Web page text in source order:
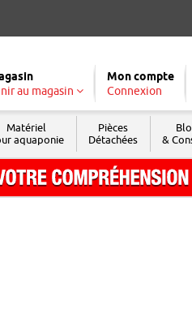
au magasin
Mon compte
Connexion
Matériel
aquaponie
Pièces
Détachées
&